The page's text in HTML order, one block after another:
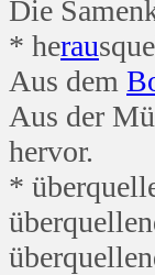
Die
* herau
Aus dem
Aus der
hervor.
*